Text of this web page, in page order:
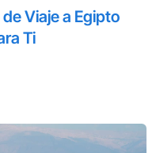
Viaje a Egipto
Ti